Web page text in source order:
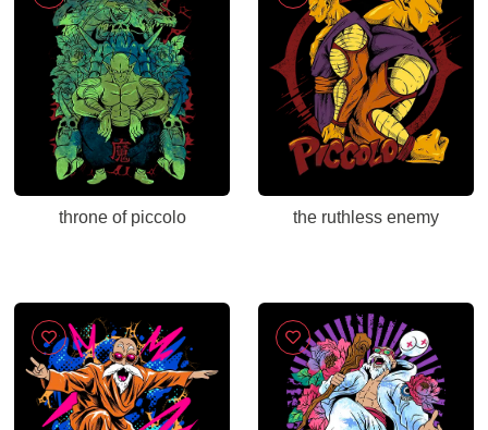
throne of piccolo the ruthless enemy